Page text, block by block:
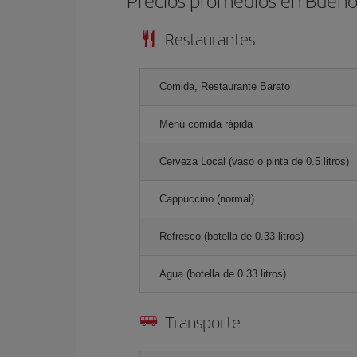
Restaurantes
Comida, Restaurante Barato
Menú comida rápida
Cerveza Local (vaso o pinta de 0.5 litros)
Cappuccino (normal)
Refresco (botella de 0.33 litros)
Agua (botella de 0.33 litros)
Transporte